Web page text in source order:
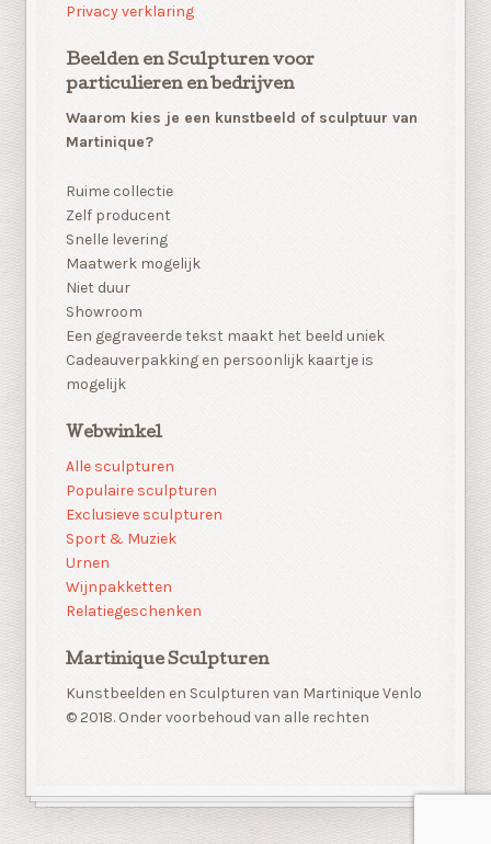
Privacy verklaring
Beelden en Sculpturen voor
particulieren en bedrijven
Waarom kies je een kunstbeeld of sculptuur van
Martinique?
Ruime collectie
Zelf producent
Snelle levering
Maatwerk mogelijk
Niet duur
Showroom
Een gegraveerde tekst maakt het beeld uniek
Cadeauverpakking en persoonlijk kaartje is
mogelijk
Webwinkel
Alle sculpturen
Populaire sculpturen
Exclusieve sculpturen
Sport & Muziek
Urnen
Wijnpakketten
Relatiegeschenken
Martinique Sculpturen
Kunstbeelden en Sculpturen van Martinique Venlo
© 2018. Onder voorbehoud van alle rechten